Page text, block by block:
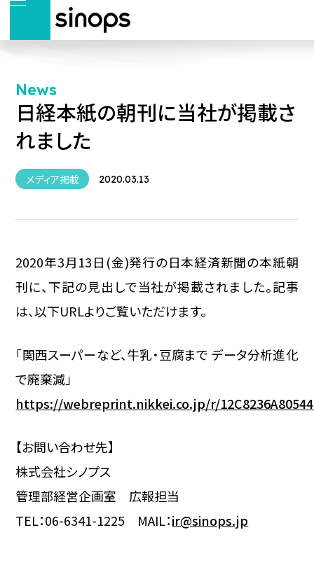
News
日経本紙の朝刊に当社が掲載さ
れました
メディア掲載 2020.03.13
2020年3月13日(金)発行の日本経済新聞の本紙朝
刊に、下記の見出しで当社が掲載されました。記事
は、以下URLよりご覧いただけます。
「関西スーパーなど、牛乳・豆腐まで データ分析進化
で廃棄減」
https://webreprint.nikkei.co.jp/r/
【お問い合わせ先】
株式会社シノプス
管理部経営企画室 広報担当
TEL：06-6341-1225 MAIL：ir@sinops.jp